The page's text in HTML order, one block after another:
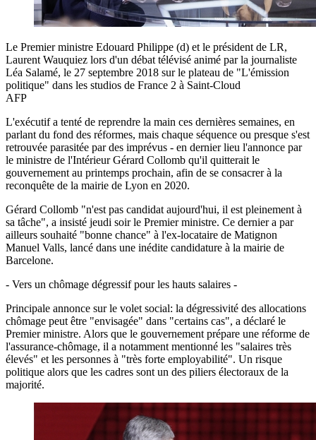
Le Premier ministre Edouard Philippe (d) et le président de LR,
Laurent Wauquiez lors d'un débat télévisé animé par la journaliste
Léa Salamé, le 27 septembre 2018 sur le plateau de "L'émission
politique" dans les studios de France 2 à Saint-Cloud
AFP
L'exécutif a tenté de reprendre la main ces dernières semaines, en
parlant du fond des réformes, mais chaque séquence ou presque s'est
retrouvée parasitée par des imprévus - en dernier lieu l'annonce par
le ministre de l'Intérieur Gérard Collomb qu'il quitterait le
gouvernement au printemps prochain, afin de se consacrer à la
reconquête de la mairie de Lyon en 2020.
Gérard Collomb "n'est pas candidat aujourd'hui, il est pleinement à
sa tâche", a insisté jeudi soir le Premier ministre. Ce dernier a par
ailleurs souhaité "bonne chance" à l'ex-locataire de Matignon
Manuel Valls, lancé dans une inédite candidature à la mairie de
Barcelone.
- Vers un chômage dégressif pour les hauts salaires -
Principale annonce sur le volet social: la dégressivité des allocations
chômage peut être "envisagée" dans "certains cas", a déclaré le
Premier ministre. Alors que le gouvernement prépare une réforme de
l'assurance-chômage, il a notamment mentionné les "salaires très
élevés" et les personnes à "très forte employabilité". Un risque
politique alors que les cadres sont un des piliers électoraux de la
majorité.